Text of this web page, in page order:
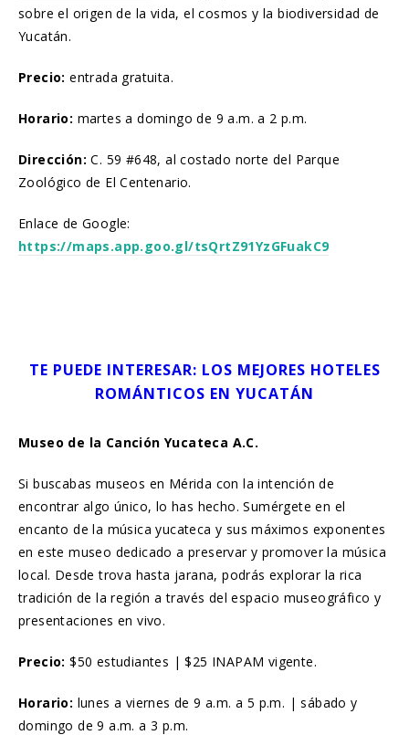
sobre el origen de la vida, el cosmos y la biodiversidad de
Yucatán.
Precio: entrada gratuita.
Horario: martes a domingo de 9 a.m. a 2 p.m.
Dirección: C. 59 #648, al costado norte del Parque
Zoológico de El Centenario.
Enlace de Google:
https://maps.app.goo.gl/tsQrtZ91YzGFuakC9
TE PUEDE INTERESAR: LOS MEJORES HOTELES
ROMÁNTICOS EN YUCATÁN
Museo de la Canción Yucateca A.C.
Si buscabas museos en Mérida con la intención de
encontrar algo único, lo has hecho. Sumérgete en el
encanto de la música yucateca y sus máximos exponentes
en este museo dedicado a preservar y promover la música
local. Desde trova hasta jarana, podrás explorar la rica
tradición de la región a través del espacio museográfico y
presentaciones en vivo.
Precio: $50 estudiantes | $25 INAPAM vigente.
Horario: lunes a viernes de 9 a.m. a 5 p.m. | sábado y
domingo de 9 a.m. a 3 p.m.